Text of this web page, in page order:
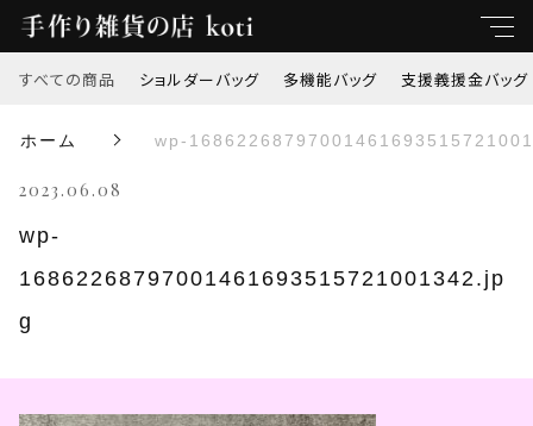
すべての商品 ショルダーバッグ 多機能バッグ 支援義援金バッグ
ホーム wp-
2023.06.08
wp-
16862268797001461693515721001342.jp
g
親カテゴリ
価格帯